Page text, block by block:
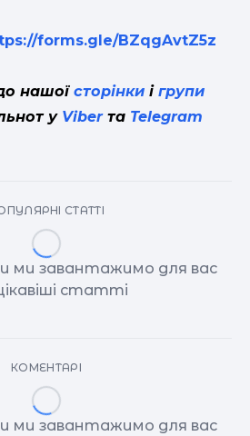
forms.gle/BZqgAvtZ5z
нашої сторінки і групи
у Viberта Telegram
СТАТТІ
ми завантажимо для вас
статті
КОМЕНТАРІ
ми завантажимо для вас